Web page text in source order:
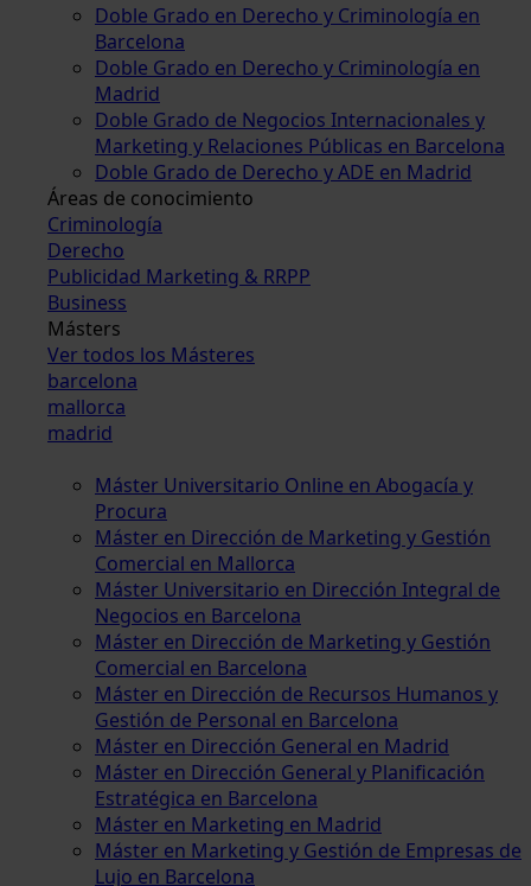
Doble Grado en Derecho y Criminología en
Barcelona
Doble Grado en Derecho y Criminología en
Madrid
Doble Grado de Negocios Internacionales y
Marketing y Relaciones Públicas en Barcelona
Doble Grado de Derecho y ADE en Madrid
Áreas de conocimiento
Criminología
Derecho
Publicidad Marketing & RRPP
Business
Másters
Ver todos los Másteres
barcelona
mallorca
madrid
Máster Universitario Online en Abogacía y
Procura
Máster en Dirección de Marketing y Gestión
Comercial en Mallorca
Máster Universitario en Dirección Integral de
Negocios en Barcelona
Máster en Dirección de Marketing y Gestión
Comercial en Barcelona
Máster en Dirección de Recursos Humanos y
Gestión de Personal en Barcelona
Máster en Dirección General en Madrid
Máster en Dirección General y Planificación
Estratégica en Barcelona
Máster en Marketing en Madrid
Máster en Marketing y Gestión de Empresas de
Lujo en Barcelona